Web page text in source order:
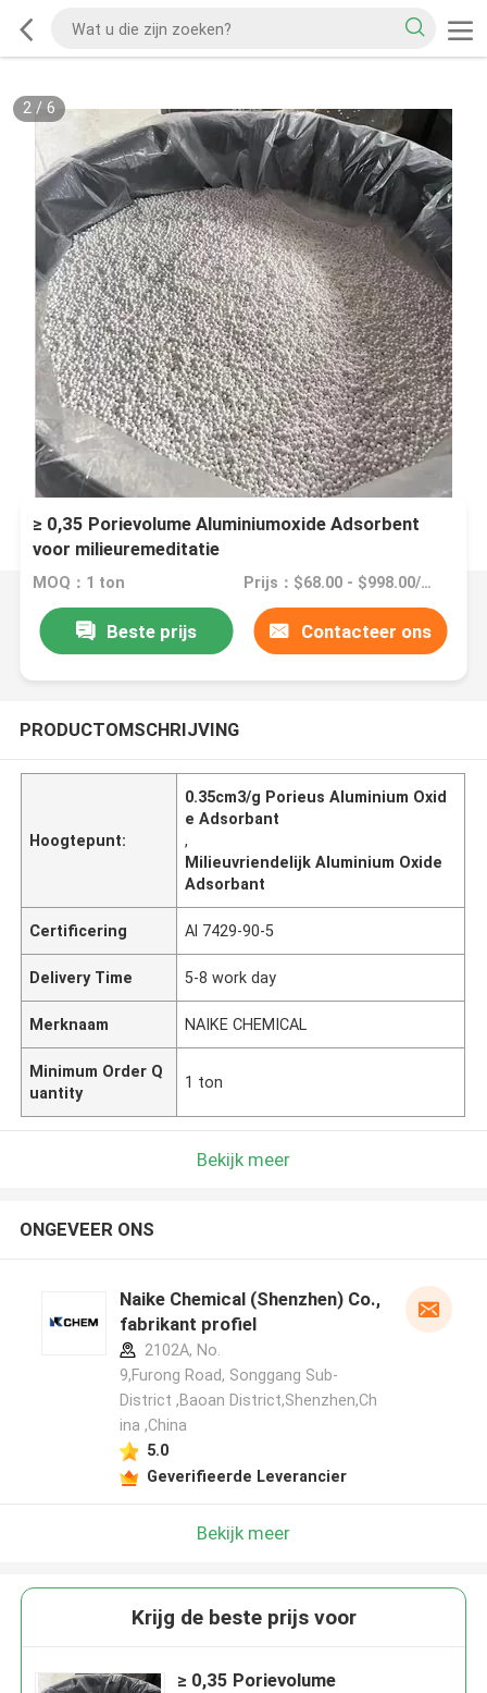
2/ 6
≥ 0,35 Porievolume Aluminiumoxide Adsorbent
voor milieuremeditatie
MOQ：1 ton Prijs：$68.00 - $998.00/ ton
Beste prijs Contacteer ons
PRODUCTOMSCHRIJVING
Hoogtepunt:
0.35cm3/g Porieus Aluminium Oxid
e Adsorbant
,
Milieuvriendelijk Aluminium Oxide
Adsorbant
Certificering Al 7429-90-5
Delivery Time 5-8 work day
Merknaam NAIKE CHEMICAL
Minimum Order Q
uantity
1 ton
Bekijk meer
ONGEVEER ONS
Naike Chemical (Shenzhen) Co., Ltd
fabrikant profiel
2102A, No.
9,Furong Road, Songgang Sub-
District ,Baoan District,Shenzhen,Ch
ina ,China
5.0
Geverifieerde Leverancier
Bekijk meer
Krijg de beste prijs voor
≥ 0,35 Porievolume